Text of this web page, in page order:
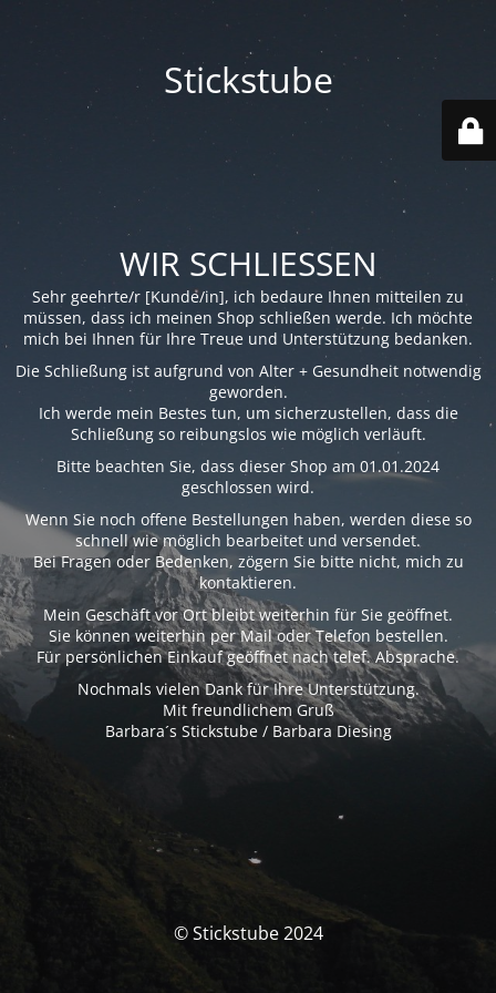
Stickstube
WIR SCHLIESSEN
Sehr geehrte/r [Kunde/in], ich bedaure Ihnen mitteilen zu
müssen, dass ich meinen Shop schließen werde. Ich möchte
mich bei Ihnen für Ihre Treue und Unterstützung bedanken.
Die Schließung ist aufgrund von Alter + Gesundheit notwendig
geworden.
Ich werde mein Bestes tun, um sicherzustellen, dass die
Schließung so reibungslos wie möglich verläuft.
Bitte beachten Sie, dass dieser Shop am 01.01.2024
geschlossen wird.
Wenn Sie noch offene Bestellungen haben, werden diese so
schnell wie möglich bearbeitet und versendet.
Bei Fragen oder Bedenken, zögern Sie bitte nicht, mich zu
kontaktieren.
Mein Geschäft vor Ort bleibt weiterhin für Sie geöffnet.
Sie können weiterhin per Mail oder Telefon bestellen.
Für persönlichen Einkauf geöffnet nach telef. Absprache.
Nochmals vielen Dank für Ihre Unterstützung.
Mit freundlichem Gruß
Barbara´s Stickstube / Barbara Diesing
© Stickstube 2024